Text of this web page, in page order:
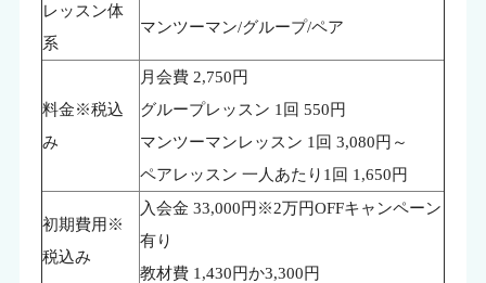
レッスン体
系
マンツーマン/グループ/ペア
料金※税込
み
月会費 2,750円
グループレッスン 1回 550円
マンツーマンレッスン 1回 3,080円～
ペアレッスン 一人あたり1回 1,650円
初期費用※
税込み
入会金 33,000円※2万円OFFキャンペーン
有り
教材費 1,430円か3,300円